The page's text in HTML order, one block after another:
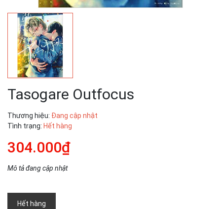
Tasogare Outfocus
Thương hiệu: Đang cập nhật
Tình trạng: Hết hàng
304.000₫
Mô tả đang cập nhật
Hết hàng